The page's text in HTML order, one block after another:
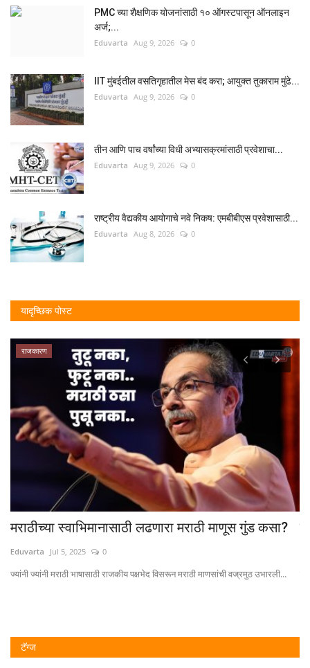
PMC च्या शैक्षणिक योजनांसाठी १० ऑगस्टपासून ऑनलाइन
अर्ज;...
Eduvarta Aug 9, 2026 0
IIT मुंबईतील वसतिगृहातील मेस बंद करा; आयुक्त तुकाराम मुंढे...
Eduvarta Aug 9, 2026 0
तीन आणि पाच वर्षांच्या विधी अभ्यासक्रमांसाठी प्रवेशाचा...
Eduvarta Aug 9, 2026 0
राष्ट्रीय वैद्यकीय आयोगाचे नवे निकष: एमबीबीएस प्रवेशासाठी...
Eduvarta Aug 8, 2026 0
यादृच्छिक पोस्ट
राजकारण
मराठीच्या स्वाभिमानासाठी लढणारा मराठी माणूस गुंड कसा?
Eduvarta Jul 5, 2025 0
ज्यांनी ज्यांनी मराठी भाषासाठी राजकीय पक्षभेद विसरून मराठी माणसांची वज्रमुठ उभारली...
टॅग्ज